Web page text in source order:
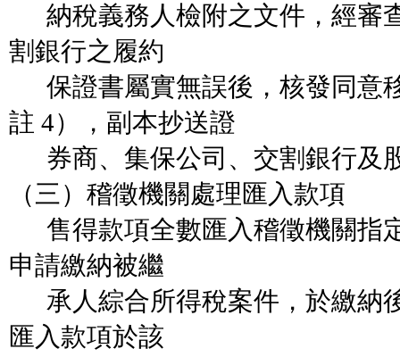
納稅義務人檢附之文件，經審
割銀行之履約
保證書屬實無誤後，核發同意
註 4），副本抄送證
券商、集保公司、交割銀行及
（三）稽徵機關處理匯入款項
售得款項全數匯入稽徵機關指
申請繳納被繼
承人綜合所得稅案件，於繳納
匯入款項於該